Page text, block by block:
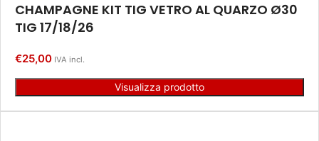
CHAMPAGNE KIT TIG VETRO AL QUARZO Ø30
TIG 17/18/26
€25,00 IVA incl.
Visualizza prodotto